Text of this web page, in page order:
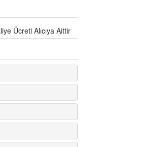
Ücreti Alıcıya Aittir